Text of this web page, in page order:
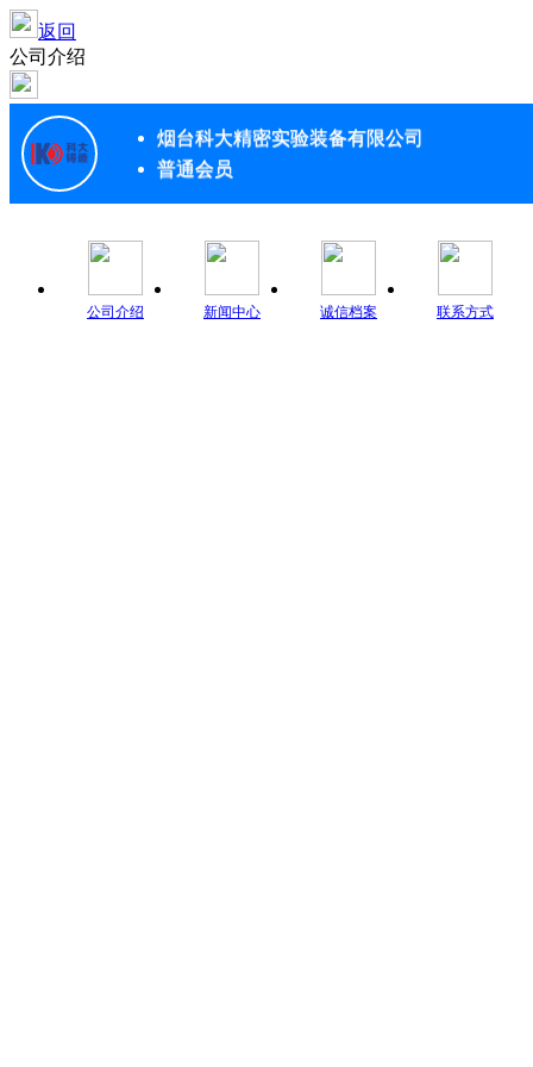
返回
公司介绍
烟台科大精密实验装备有限公司
普通会员
公司介绍 新闻中心 诚信档案 联系方式